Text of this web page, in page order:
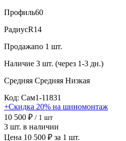
Профиль60
РадиусR14
Продажапо 1 шт.
Наличие 3 шт. (через 1-3 дн.)
Средняя Средняя Низкая
Код: Сам1-11831
+Скидка 20% на шиномонтаж
10 500 ₽ / 1 шт
3 шт. в наличии
Цена 10 500 ₽ за 1 шт.